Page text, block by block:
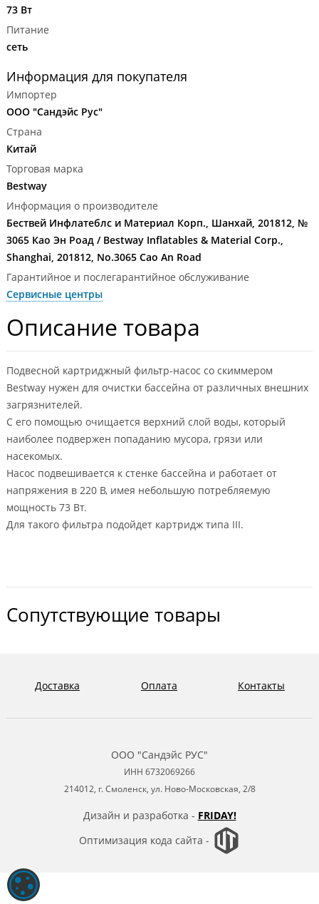
73 Вт
Питание
сеть
Информация для покупателя
Импортер
ООО "Сандэйс Рус"
Страна
Китай
Торговая марка
Bestway
Информация о производителе
Бествей Инфлатеблс и Материал Корп., Шанхай, 201812, №
3065 Као Эн Роад / Bestway Inflatables & Material Corp.,
Shanghai, 201812, No.3065 Cao An Road
Гарантийное и послегарантийное обслуживание
Сервисные центры
Описание товара
Подвесной картриджный фильтр-насос со скиммером
Bestway нужен для очистки бассейна от различных внешних
загрязнителей.
С его помощью очищается верхний слой воды, который
наиболее подвержен попаданию мусора, грязи или
насекомых.
Насос подвешивается к стенке бассейна и работает от
напряжения в 220 В, имея небольшую потребляемую
мощность 73 Вт.
Для такого фильтра подойдет картридж типа III.
Сопутствующие товары
ООО "Сандэйс РУС"
ИНН 6732069266
214012, г. Смоленск, ул. Ново-Московская, 2/8
Дизайн и разработка - FRIDAY!
Оптимизация кода сайта -
Доставка Оплата Контакты
ОБРАБОТКА ФАЙЛОВ COOKIE